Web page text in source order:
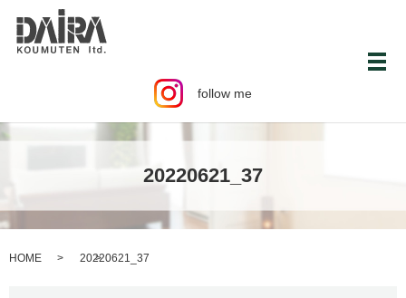
follow me
メ
20220621_37
HOME 20220621_37